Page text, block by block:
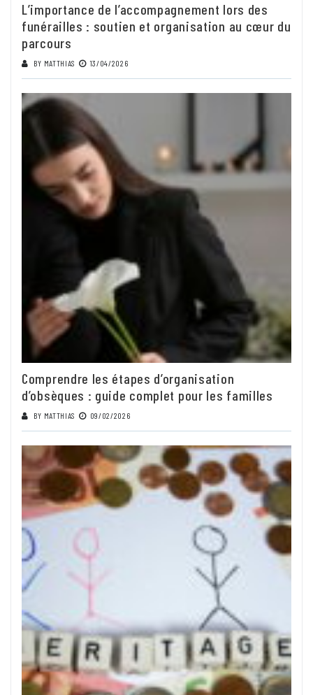
L’importance de l’accompagnement lors des
funérailles : soutien et organisation au cœur du
parcours
BY MATTHIAS 13/04/2026
Comprendre les étapes d’organisation
d’obsèques : guide complet pour les familles
BY MATTHIAS 09/02/2026